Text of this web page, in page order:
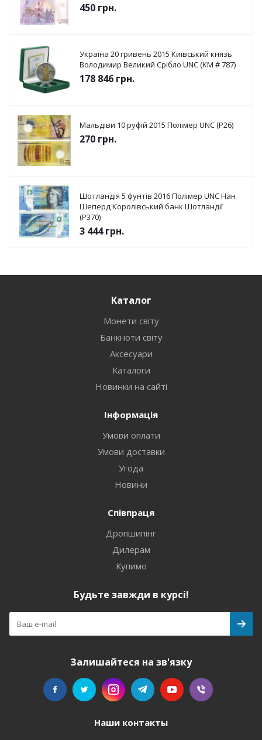
450 грн.
Україна 20 гривень 2015 Київський князь
Володимир Великий Срібло UNC (KM # 787)
178 846 грн.
Мальдіви 10 руфій 2015 Полімер UNC (P26)
270 грн.
Шотландія 5 фунтів 2016 Полімер UNC Нан
Шеперд Королівський банк Шотландії
(P370)
3 444грн.
Каталог
Монети світу
Банкноти світу
Аксесуари
Каталоги
Новинки на сайті
Інформація
Умови оплати
Умови доставки
Угода
Новини
Співпраця
Дропшипінг
Дилерам
Купимо
Будьте завжди в курсі!
Залишайтеся на зв'язку
Наши контакты